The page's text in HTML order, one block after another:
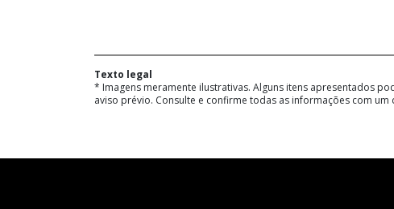
Texto legal
* Imagens meramente ilustrativas. Alguns itens apresentados
aviso prévio. Consulte e confirme todas as informações com um